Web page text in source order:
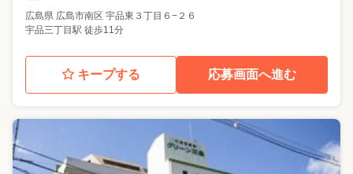
広島県 広島市南区 宇品東３丁目６−２６
宇品三丁目駅 徒歩11分
キープする 応募画面へ進む